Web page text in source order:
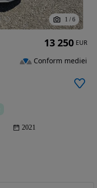
1 / 6
2021
13 250 EUR
Conform mediei